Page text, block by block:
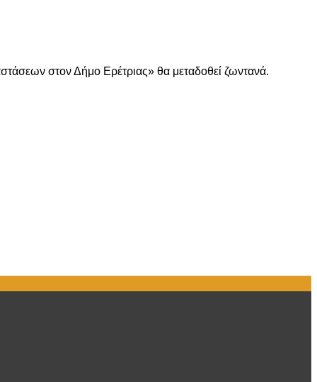
στον Δήμο Ερέτριας» θα μεταδοθεί ζωντανά.